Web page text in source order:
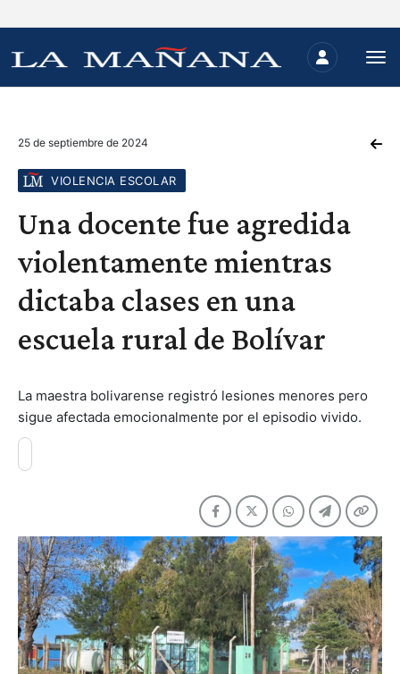
25 de septiembre de 2024
VIOLENCIA ESCOLAR
Una docente fue agredida
violentamente mientras
dictaba clases en una
escuela rural de Bolívar
La maestra bolivarense registró lesiones menores pero
sigue afectada emocionalmente por el episodio vivido.